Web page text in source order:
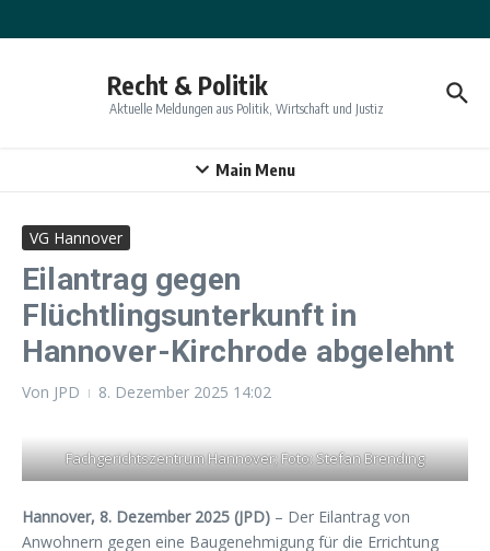
Recht & Politik
Aktuelle Meldungen aus Politik, Wirtschaft und Justiz
Main Menu
VG Hannover
Eilantrag gegen
Flüchtlingsunterkunft in
Hannover-Kirchrode abgelehnt
Von JPD 8. Dezember 2025 14:02
Fachgerichtszentrum Hannover; Foto: Stefan Brending
Hannover, 8. Dezember 2025 (JPD) – Der Eilantrag von
Anwohnern gegen eine Baugenehmigung für die Errichtung